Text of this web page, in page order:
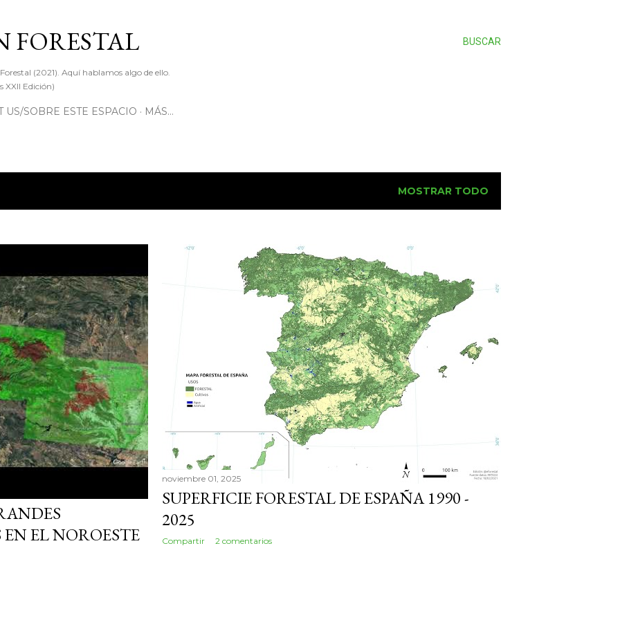
BUSCAR
FORESTAL
(2021). Aquí hablamos algo de ello.
XXII Edición)
US/SOBRE ESTE ESPACIO MÁS…
MOSTRAR TODO
EL NOROESTE
noviembre 01, 2025
SUPERFICIE FORESTAL DE ESPAÑA 1990 -
2025
Compartir 2 comentarios